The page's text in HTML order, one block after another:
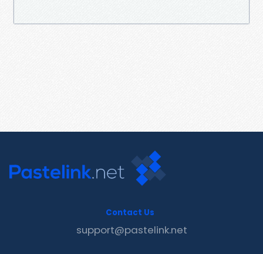
Contact Us
support@pastelink.net